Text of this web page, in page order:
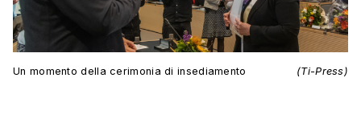
Un momento della cerimonia di insediamento (Ti-Press)